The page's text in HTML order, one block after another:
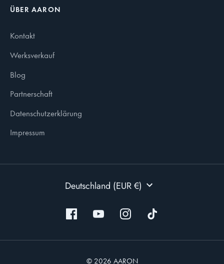
ÜBER AARON
Kontakt
Werksverkauf
Blog
Partnerschaft
Datenschutzerklärung
Impressum
WÄHRUNGDeutschland (EUR €)
© 2026 AARON